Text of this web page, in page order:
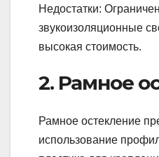
Недостатки:
звукоизоляционные
высокая стоимость.
2. Рамное
Рамное остекление
использование